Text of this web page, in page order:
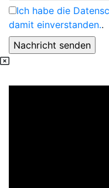
Ich habe die
damit einverstanden..